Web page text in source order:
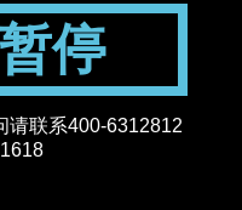
停
请联系400-6312812